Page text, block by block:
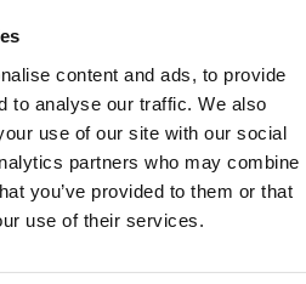
content and ads, to provide
to analyse our traffic. We also
use of our site with our social
partners who may combine
you’ve provided to them or that
use of their services.
Wit
Ø8X9,5 CM
9.5 cm
8 cm